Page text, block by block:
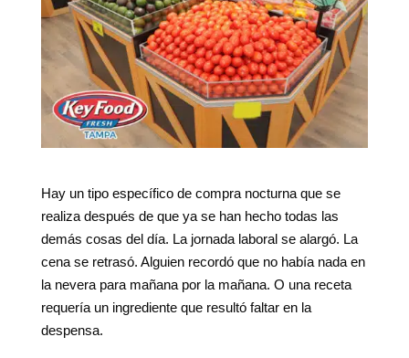
Hay un tipo específico de compra nocturna que se
realiza después de que ya se han hecho todas las
demás cosas del día. La jornada laboral se alargó. La
cena se retrasó. Alguien recordó que no había nada en
la nevera para mañana por la mañana. O una receta
requería un ingrediente que resultó faltar en la
despensa.